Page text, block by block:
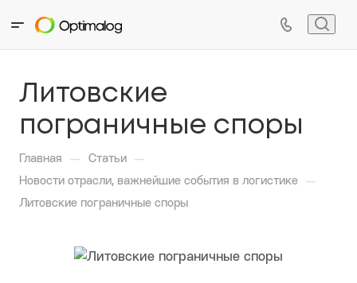
Литовские
пограничные споры
Главная — Статьи —
Новости отрасли, важнейшие события в логистике —
Литовские пограничные споры